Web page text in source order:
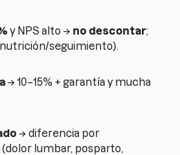
y NPS alto → no descontar;
seguimiento).
→ 10–15% + garantía y mucha
→ diferencia por
(dolor lumbar, posparto,